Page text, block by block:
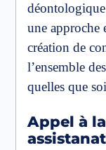
une approche
création de
l’ensemble
quelles que
Appel à